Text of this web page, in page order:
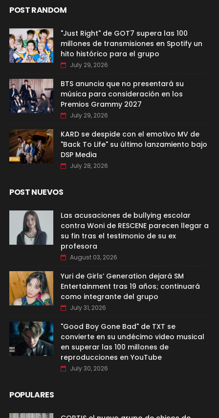
POST RANDOM
"Just Right" de GOT7 supera las 100
millones de transmisiones en Spotify un
hito histórico para el grupo
July 29, 2026
BTS anuncia que no presentará su
música para consideración en los
Premios Grammy 2027
July 29, 2026
KARD se despide con el emotivo MV de
"Back To Life" su último lanzamiento bajo
DSP Media
July 28, 2026
POST NUEVOS
Las acusaciones de bullying escolar
contra Woni de RESCENE parecen llegar a
su fin tras el testimonio de su ex
profesora
August 03, 2026
Yuri de Girls’ Generation dejará SM
Entertainment tras 19 años; continuará
como integrante del grupo
July 31, 2026
"Good Boy Gone Bad" de TXT se
convierte en su undécimo video musical
en superar las 100 millones de
reproducciones en YouTube
July 30, 2026
POPULARES